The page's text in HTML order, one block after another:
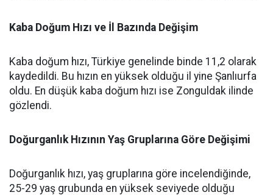
Kaba Doğum Hızı ve İl Bazında Değişim
Kaba doğum hızı, Türkiye genelinde binde 11,2 olarak
kaydedildi. Bu hızın en yüksek olduğu il yine Şanlıurfa
oldu. En düşük kaba doğum hızı ise Zonguldak ilinde
gözlendi.
Doğurganlık Hızının Yaş Gruplarına Göre Değişimi
Doğurganlık hızı, yaş gruplarına göre incelendiğinde,
25-29 yaş grubunda en yüksek seviyede olduğu